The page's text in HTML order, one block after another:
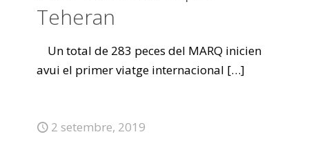
Teheran
Un total de 283 peces del MARQ inicien
avui el primer viatge internacional […]
2 setembre, 2019